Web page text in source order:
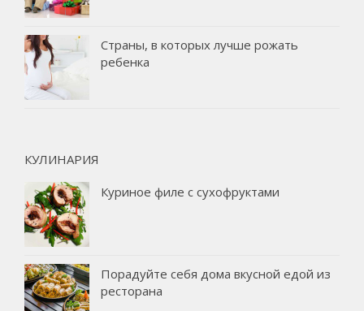
Страны, в которых лучше рожать
ребенка
КУЛИНАРИЯ
Куриное филе с сухофруктами
Порадуйте себя дома вкусной едой из
ресторана